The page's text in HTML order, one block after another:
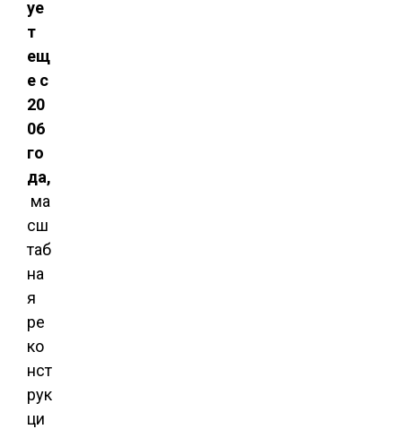
уе
т
ещ
е с
20
06
го
да,
ма
сш
таб
на
я
ре
ко
нст
рук
ци